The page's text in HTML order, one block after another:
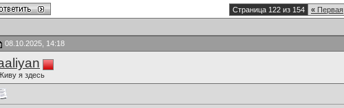
Страница 122 из 154 « Первая
08.10.2025, 14:18
я здесь